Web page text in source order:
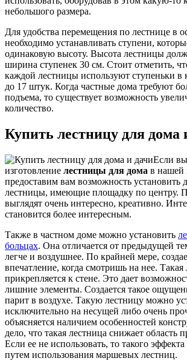
небольшого размера.
Для удобства перемещения по лестнице в
необходимо устанавливать ступени,
одинаковую высоту. Высота лестницы
ширина ступенек 30 см. Стоит отметить,
каждой лестницы используют ступеньки в
до 17 штук. Когда частные дома требуют
подъема, то существует возможность
количество.
Купить лестницу для дома
Если
изготовление лестницы для дома в нашей
предоставим вам возможность установить
лестницы, имеющие площадку по центру.
выглядят очень интересно, креативно.
становится более интересным.
Также в частном доме можно установить
больцах. Она отличается от предыдущей
легче и воздушнее. По крайней мере,
впечатление, когда смотришь на нее. Такая
прикрепляется к стене. Это дает
лишние элементы. Создается такое
парит в воздухе. Такую лестницу можно
исключительно на несущей либо очень
объясняется наличием особенностей
дело, что такая лестница снижает область
Если ее не использовать, то такого
путем использования маршевых лестниц.